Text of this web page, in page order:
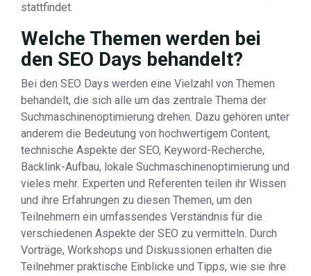
stattfindet.
Welche Themen werden bei
den SEO Days behandelt?
Bei den SEO Days werden eine Vielzahl von Themen
behandelt, die sich alle um das zentrale Thema der
Suchmaschinenoptimierung drehen. Dazu gehören unter
anderem die Bedeutung von hochwertigem Content,
technische Aspekte der SEO, Keyword-Recherche,
Backlink-Aufbau, lokale Suchmaschinenoptimierung und
vieles mehr. Experten und Referenten teilen ihr Wissen
und ihre Erfahrungen zu diesen Themen, um den
Teilnehmern ein umfassendes Verständnis für die
verschiedenen Aspekte der SEO zu vermitteln. Durch
Vorträge, Workshops und Diskussionen erhalten die
Teilnehmer praktische Einblicke und Tipps, wie sie ihre